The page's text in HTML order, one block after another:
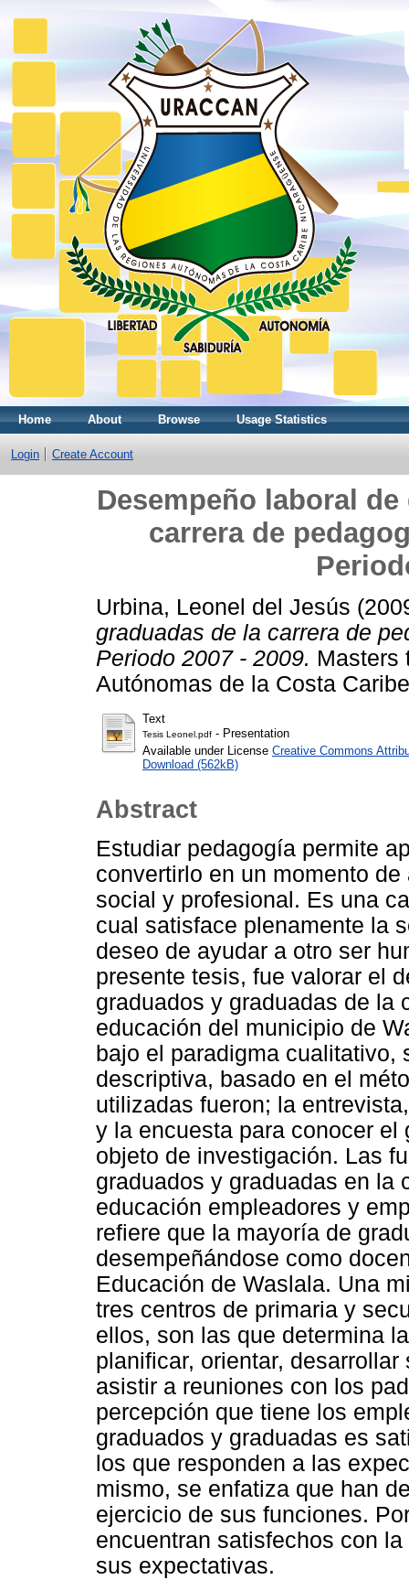
Home About Browse Usage Statistics
Login Create Account
Desempeño laboral
carrera de
Urbina, Leonel del Jesús
graduadas de la carrera de
Periodo 2007 - 2009. Masters
Autónomas de la Costa
Text
Tesis Leonel.pdf - Presentation
Available under License Creative Commons
Download (562kB)
Abstract
Estudiar pedagogía permite
convertirlo en un momento
social y profesional. Es una
cual satisface plenamente la
deseo de ayudar a otro ser
presente tesis, fue valorar el
graduados y graduadas de la
educación del municipio de
bajo el paradigma cualitativo,
descriptiva, basado en el
utilizadas fueron; la
y la encuesta para conocer
objeto de investigación. Las
graduados y graduadas en la
educación empleadores y
refiere que la mayoría de
desempeñándose como
Educación de Waslala. Una
tres centros de primaria y
ellos, son las que determina
planificar, orientar,
asistir a reuniones con los
percepción que tiene los
graduados y graduadas es
los que responden a las
mismo, se enfatiza que han
ejercicio de sus funciones.
encuentran satisfechos con
sus expectativas.